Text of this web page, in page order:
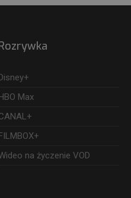
Max
na życzenie VOD